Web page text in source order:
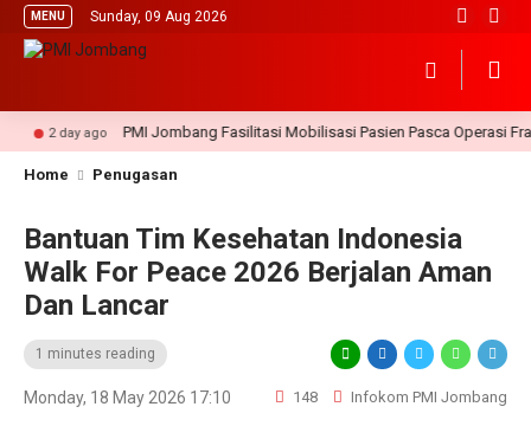
MENU Sunday, 09 Aug 2026
2 day ago PMI Jombang Fasilitasi Mobilisasi Pasien Pasca Operasi
Home Penugasan
Bantuan Tim Kesehatan Indonesia
Walk For Peace 2026 Berjalan Aman
Dan Lancar
1 minutes reading
Monday, 18 May 2026 17:10 148 Infokom PMI Jombang